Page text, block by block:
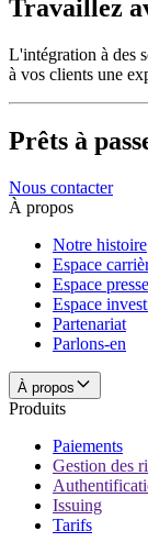
Travaillez
L'intégration à des
à vos clients une
Prêts à
Nous contacter
À propos
Notre histoire
Espace
Espace presse
Espace
Partenariat
Parlons-en
À propos
Produits
Paiements
Gestion des
Issuing
Tarifs